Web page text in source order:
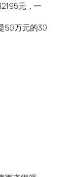
元，一
50万元的30